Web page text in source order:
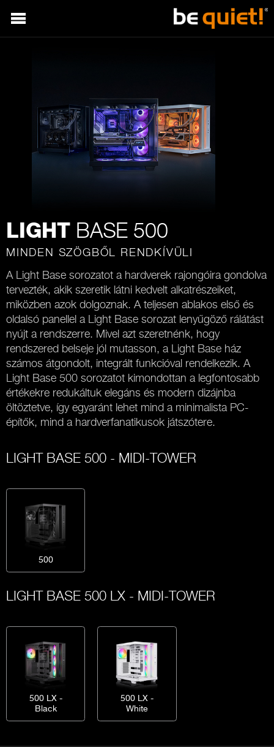
LIGHT BASE 500
MINDEN SZÖGBŐL RENDKÍVÜLI
A Light Base sorozatot a hardverek rajongóira gondolva
tervezték, akik szeretik látni kedvelt alkatrészeiket,
miközben azok dolgoznak. A teljesen ablakos első és
oldalsó panellel a Light Base sorozat lenyűgöző rálátást
nyújt a rendszerre. Mivel azt szeretnénk, hogy
rendszered belseje jól mutasson, a Light Base ház
számos átgondolt, integrált funkcióval rendelkezik. A
Light Base 500 sorozatot kimondottan a legfontosabb
értékekre redukáltuk elegáns és modern dizájnba
öltöztetve, így egyaránt lehet mind a minimalista PC-
építők, mind a hardverfanatikusok játszótere.
LIGHT BASE 500 - MIDI-TOWER
500
LIGHT BASE 500 LX - MIDI-TOWER
500 LX -
Black
500 LX -
White